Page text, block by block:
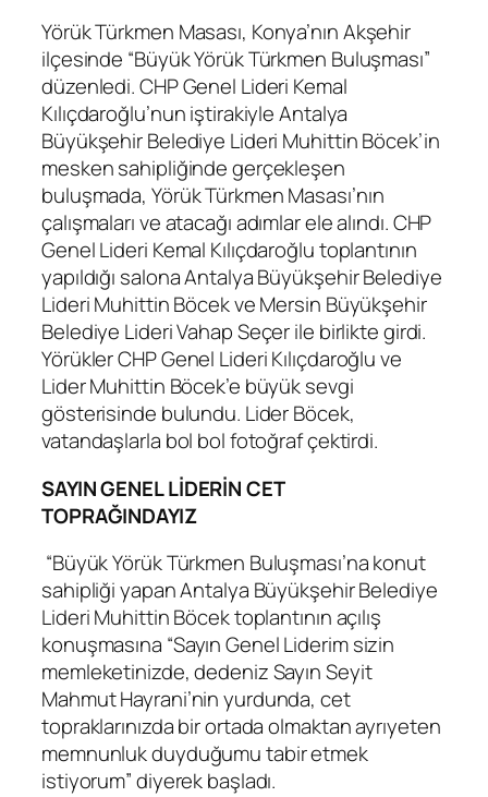
Yörük Türkmen Masası, Konya’nın Akşehir
ilçesinde “Büyük Yörük Türkmen Buluşması”
düzenledi. CHP Genel Lideri Kemal
Kılıçdaroğlu’nun iştirakiyle Antalya
Büyükşehir Belediye Lideri Muhittin Böcek’in
mesken sahipliğinde gerçekleşen
buluşmada, Yörük Türkmen Masası’nın
çalışmaları ve atacağı adımlar ele alındı. CHP
Genel Lideri Kemal Kılıçdaroğlu toplantının
yapıldığı salona Antalya Büyükşehir Belediye
Lideri Muhittin Böcek ve Mersin Büyükşehir
Belediye Lideri Vahap Seçer ile birlikte girdi.
Yörükler CHP Genel Lideri Kılıçdaroğlu ve
Lider Muhittin Böcek’e büyük sevgi
gösterisinde bulundu. Lider Böcek,
vatandaşlarla bol bol fotoğraf çektirdi.
SAYIN GENEL LİDERİN CET
TOPRAĞINDAYIZ
“Büyük Yörük Türkmen Buluşması’na konut
sahipliği yapan Antalya Büyükşehir Belediye
Lideri Muhittin Böcek toplantının açılış
konuşmasına “Sayın Genel Liderim sizin
memleketinizde, dedeniz Sayın Seyit
Mahmut Hayrani’nin yurdunda, cet
topraklarınızda bir ortada olmaktan ayrıyeten
memnunluk duyduğumu tabir etmek
istiyorum” diyerek başladı.